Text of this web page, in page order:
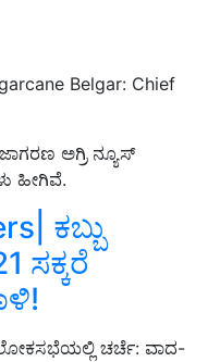
Belgar: Chief
ಅಗ್ರಿ ನ್ಯೂಸ್‌
ಹೀಗಿವೆ.
ಕಬ್ಬು
ಸಕ್ಕರೆ
ಚರ್ಚೆ: ವಾದ-